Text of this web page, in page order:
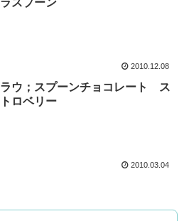
2010.12.08
ラウ；スプーンチョコレート ス
トロベリー
2010.03.04